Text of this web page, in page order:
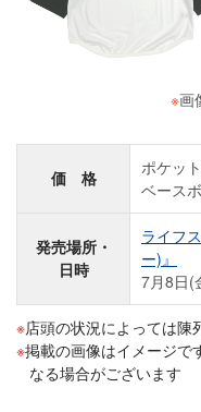
※画
価 格
ポケッ
ベース
発売場所・
日時
ライフ
ー)』
7月8日(
店頭の状況によっては陳
掲載の画像はイメージで
なる場合がございます